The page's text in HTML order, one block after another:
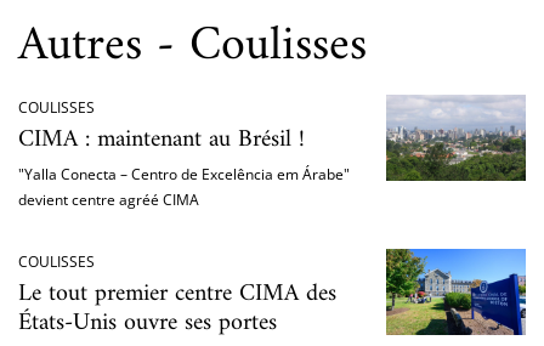
Autres - Coulisses
COULISSES
CIMA : maintenant au Brésil !
"Yalla Conecta – Centro de Excelência em Árabe"
devient centre agréé CIMA
COULISSES
Le tout premier centre CIMA des
États-Unis ouvre ses portes